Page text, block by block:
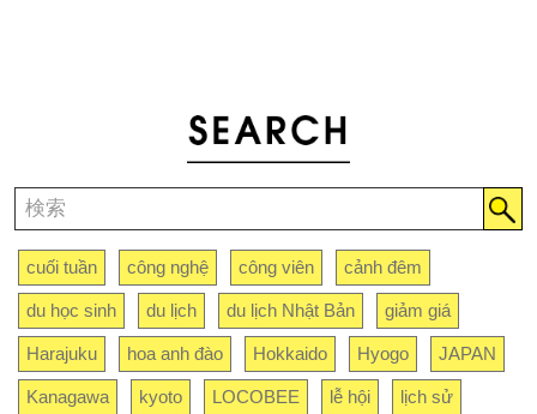
cuối tuần công nghệ công viên cảnh đêm
du học sinh du lịch du lịch Nhật Bản giảm giá
Harajuku hoa anh đào Hokkaido Hyogo JAPAN
Kanagawa kyoto LOCOBEE lễ hội lịch sử